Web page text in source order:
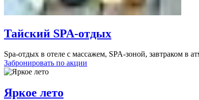
Тайский SPA-отдых
Spa-отдых в отеле с массажем, SPA-зоной, завтраком в
Забронировать по акции
Яркое лето